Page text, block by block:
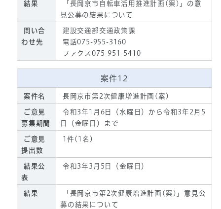
結果
「長岡京市自転車活用推進計画(案)」の意
見公募の結果について
問い合
わせ先
建設交通部交通政策課
電話075-955-3160
ファクス075-951-5410
案件12
案件名 長岡京市第2次健康増進計画(案)
ご意見
募集期間
令和3年1月6日（水曜日）から令和3年2月5
日（金曜日）まで
ご意見
提出数
1件(1名)
結果公
表
令和3年3月5日（金曜日）
結果
「長岡京市第2次健康増進計画(案)」意見公
募の結果について